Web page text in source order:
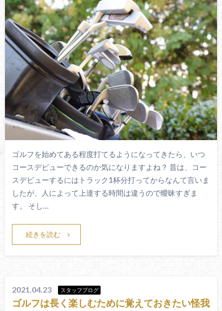
ゴルフを始めてある程度打てるようになってきたら、いつ
コースデビューできるのか気になりますよね？ 昔は、コー
スデビューするにはトラック1杯分打ってからなんて言いま
したが、人によって上達する時間は違うので曖昧すぎま
す。 そし…
続きを読む
2021.04.23 スタッフブログ
ゴルフは長く楽しむために覚えておきたい怪我